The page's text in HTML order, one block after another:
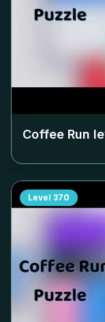
Coffee Run
Level 370